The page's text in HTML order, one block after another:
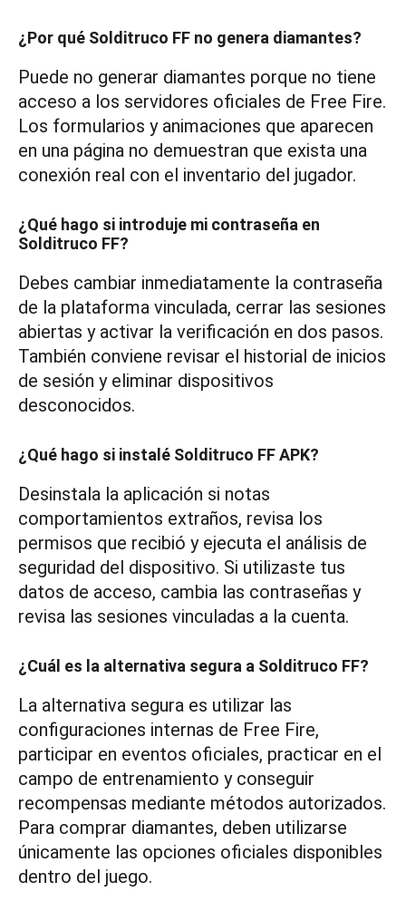
¿Por qué Solditruco FF no genera diamantes?
Puede no generar diamantes porque no tiene
acceso a los servidores oficiales de Free Fire.
Los formularios y animaciones que aparecen
en una página no demuestran que exista una
conexión real con el inventario del jugador.
¿Qué hago si introduje mi contraseña en
Solditruco FF?
Debes cambiar inmediatamente la contraseña
de la plataforma vinculada, cerrar las sesiones
abiertas y activar la verificación en dos pasos.
También conviene revisar el historial de inicios
de sesión y eliminar dispositivos
desconocidos.
¿Qué hago si instalé Solditruco FF APK?
Desinstala la aplicación si notas
comportamientos extraños, revisa los
permisos que recibió y ejecuta el análisis de
seguridad del dispositivo. Si utilizaste tus
datos de acceso, cambia las contraseñas y
revisa las sesiones vinculadas a la cuenta.
¿Cuál es la alternativa segura a Solditruco FF?
La alternativa segura es utilizar las
configuraciones internas de Free Fire,
participar en eventos oficiales, practicar en el
campo de entrenamiento y conseguir
recompensas mediante métodos autorizados.
Para comprar diamantes, deben utilizarse
únicamente las opciones oficiales disponibles
dentro del juego.